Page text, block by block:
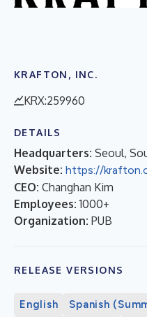
KRAFTON, INC.
KRX:259960
DETAILS
Headquarters: Seoul,
Website: https://
CEO: Changhan Kim
Employees: 1000+
Organization: PUB
RELEASE VERSIONS
English Spanish